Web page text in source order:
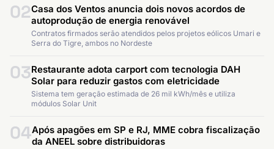
02Casa dos Ventos anuncia dois novos acordos de
autoprodução de energia renovável
Contratos firmados serão atendidos pelos projetos eólicos Umari e
Serra do Tigre, ambos no Nordeste
03Restaurante adota carport com tecnologia DAH
Solar para reduzir gastos com eletricidade
Sistema tem geração estimada de 26 mil kWh/mês e utiliza
módulos Solar Unit
04Após apagões em SP e RJ, MME cobra fiscalização
da ANEEL sobre distribuidoras